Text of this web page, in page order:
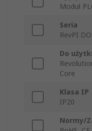
Moduł
Seria
RevPI
Do
Core
Klasa IP
IP20
Normy/